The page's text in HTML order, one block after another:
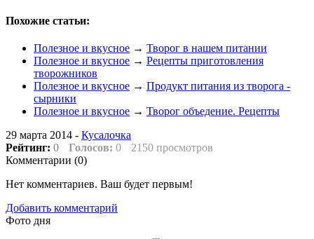
Похожие статьи:
Полезное и вкусное → Творог в нашем питании
Полезное и вкусное → Рецепты приготовления
творожников
Полезное и вкусное → Продукт питания из творога -
сырники
Полезное и вкусное → Творог объедение. Рецепты
29 марта 2014 - Кусалочка
Рейтинг: 0 Голосов: 0
2150 просмотров
Комментарии (0)
Нет комментариев. Ваш будет первым!
Добавить комментарий
Фото дня